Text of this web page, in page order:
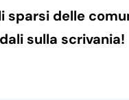
sparsi delle
sulla scrivania!